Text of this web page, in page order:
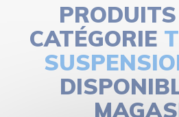
CATÉGORIE